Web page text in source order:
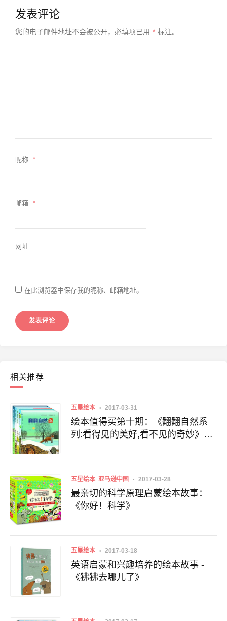
发表评论
您的电子邮件地址不会被公开， 必填项已用 * 标注。
昵称 *
邮箱 *
网址
在此浏览器中保存我的昵称、邮箱地址。
相关推荐
五星绘本 2017-03-31
绘本值得买第十期：《翻翻自然系
列:看得见的美好,看不见的奇妙》
册）
五星绘本 亚马逊中国 2017-03-28
最亲切的科学原理启蒙绘本故事：
《你好！科学》
五星绘本 2017-03-18
英语启蒙和兴趣培养的绘本故事 -
《狒狒去哪儿了》